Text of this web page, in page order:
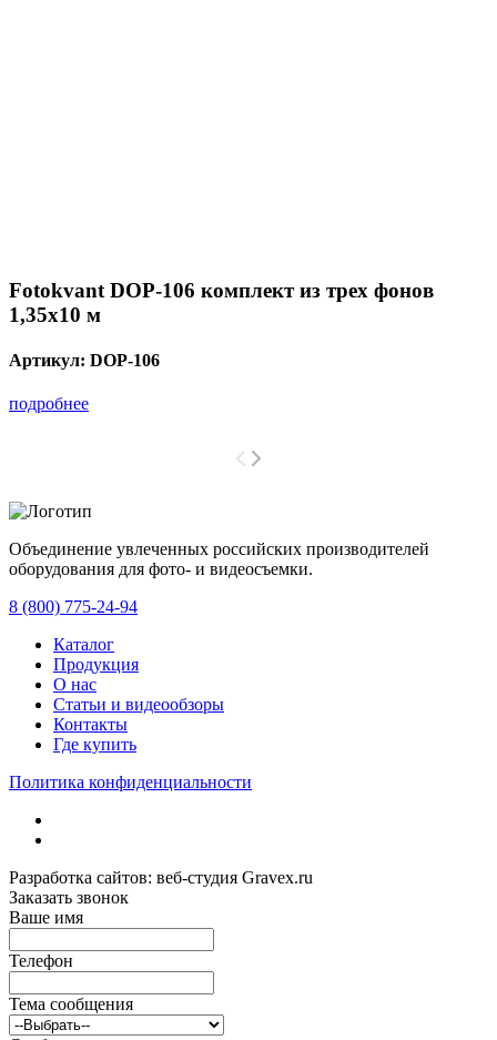
Fotokvant DOP-106 комплект из трех фонов
1,35х10 м
Артикул: DOP-106
подробнее
Объединение увлеченных российских производителей
оборудования для фото- и видеосъемки.
8 (800) 775-24-94
Каталог
Продукция
О нас
Статьи и видеообзоры
Контакты
Где купить
Политика конфиденциальности
Разработка сайтов: веб-студия Gravex.ru
Заказать звонок
Ваше имя
Телефон
Тема сообщения